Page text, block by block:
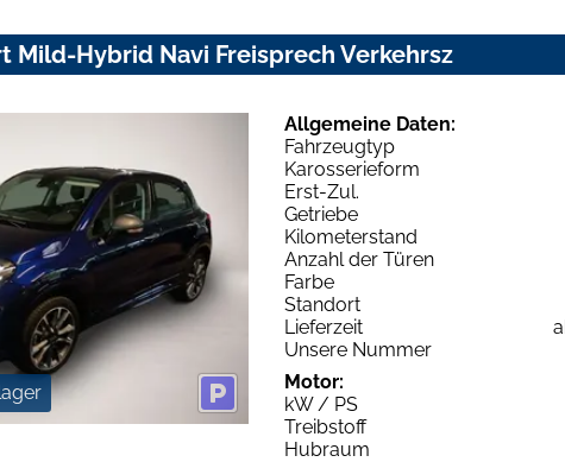
Mild-Hybrid Navi Freisprech Verkehrsz
Allgemeine Daten:
Fahrzeugtyp
Karosserieform
Erst-Zul.
Getriebe
Kilometerstand
Anzahl der Türen
Farbe
Standort
Lieferzeit
Unsere Nummer
Motor:
kW / PS
Treibstoff
Hubraum